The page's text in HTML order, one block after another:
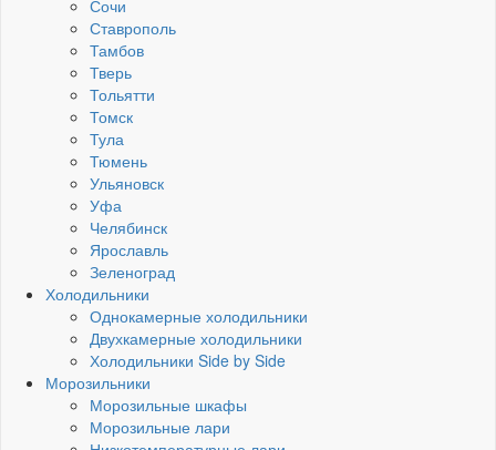
Сочи
Ставрополь
Тамбов
Тверь
Тольятти
Томск
Тула
Тюмень
Ульяновск
Уфа
Челябинск
Ярославль
Зеленоград
Холодильники
Однокамерные холодильники
Двухкамерные холодильники
Холодильники Side by Side
Морозильники
Морозильные шкафы
Морозильные лари